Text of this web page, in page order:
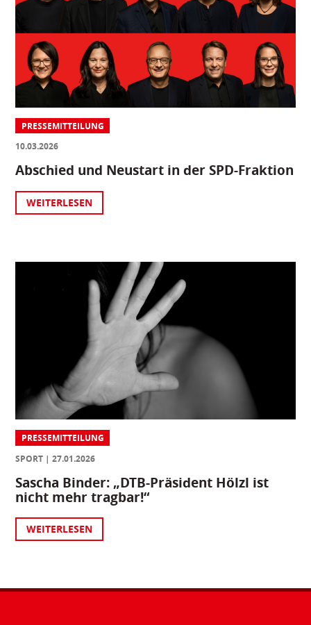
PRESSEMITTEILUNG
10.03.2026
Abschied und Neustart in der SPD-Fraktion
WEITERLESEN
PRESSEMITTEILUNG
SPORT
27.01.2026
Sascha Binder: „DTB-Präsident Hölzl ist
nicht mehr tragbar!“
WEITERLESEN